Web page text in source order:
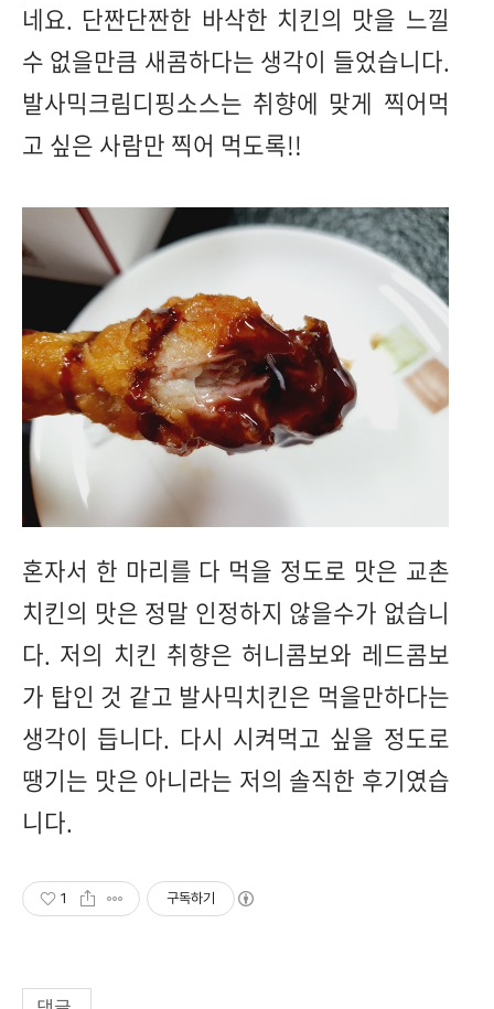
네요. 단짠단짠한 바삭한 치킨의 맛을 느낄
수 없을만큼 새콤하다는 생각이 들었습니다.
발사믹크림디핑소스는 취향에 맞게 찍어먹
고 싶은 사람만 찍어 먹도록!!
혼자서 한 마리를 다 먹을 정도로 맛은 교촌
치킨의 맛은 정말 인정하지 않을수가 없습니
다. 저의 치킨 취향은 허니콤보와 레드콤보
가 탑인 것 같고 발사믹치킨은 먹을만하다는
생각이 듭니다. 다시 시켜먹고 싶을 정도로
땡기는 맛은 아니라는 저의 솔직한 후기였습
니다.
1 구독하기